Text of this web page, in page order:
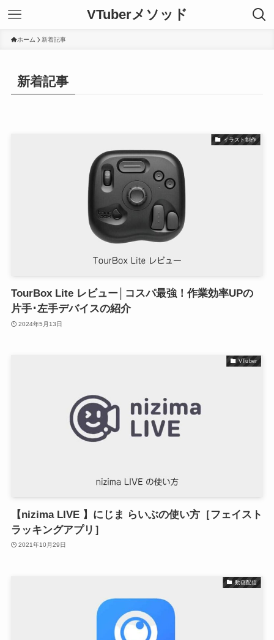
VTuberメソッド
ホーム 新着記事
新着記事
イラスト制作
TourBox Lite レビュー│コスパ最強！作業効率UPの
片手･左手デバイスの紹介
2024年5月13日
VTuber
【nizima LIVE 】にじま らいぶの使い方［フェイスト
ラッキングアプリ］
2021年10月29日
動画配信